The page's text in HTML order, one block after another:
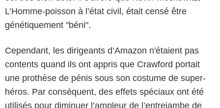
L’Homme-poisson à l’état civil, était censé être
génétiquement "béni".
Cependant, les dirigeants d’Amazon n'étaient pas
contents quand ils ont appris que Crawford portait
une prothèse de pénis sous son costume de super-
héros. Par conséquent, des effets spéciaux ont été
utilisés pour diminuer l’ampleur de l’entrejambe de